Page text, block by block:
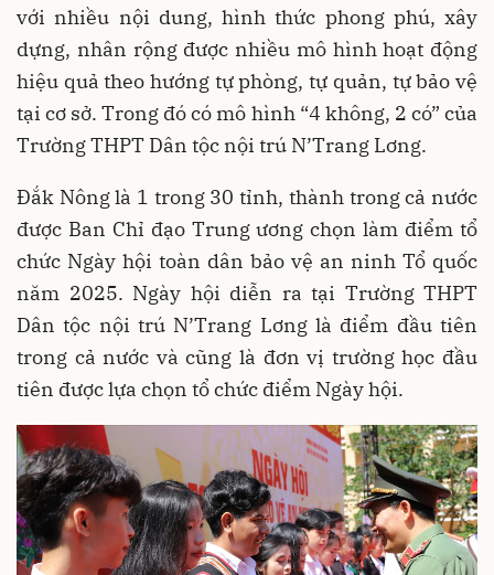
với nhiều nội dung, hình thức phong phú, xây
dựng, nhân rộng được nhiều mô hình hoạt động
hiệu quả theo hướng tự phòng, tự quản, tự bảo vệ
tại cơ sở. Trong đó có mô hình “4 không, 2 có” của
Trường THPT Dân tộc nội trú N’Trang Lơng.
Đắk Nông là 1 trong 30 tỉnh, thành trong cả nước
được Ban Chỉ đạo Trung ương chọn làm điểm tổ
chức Ngày hội toàn dân bảo vệ an ninh Tổ quốc
năm 2025. Ngày hội diễn ra tại Trường THPT
Dân tộc nội trú N’Trang Lơng là điểm đầu tiên
trong cả nước và cũng là đơn vị trường học đầu
tiên được lựa chọn tổ chức điểm Ngày hội.